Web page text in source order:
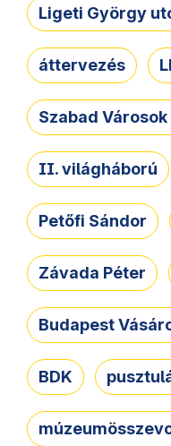
Ligeti György
áttervezés
Szabad
II. világháború
Petőfi Sándor
Závada Péter
Budapest
BDK